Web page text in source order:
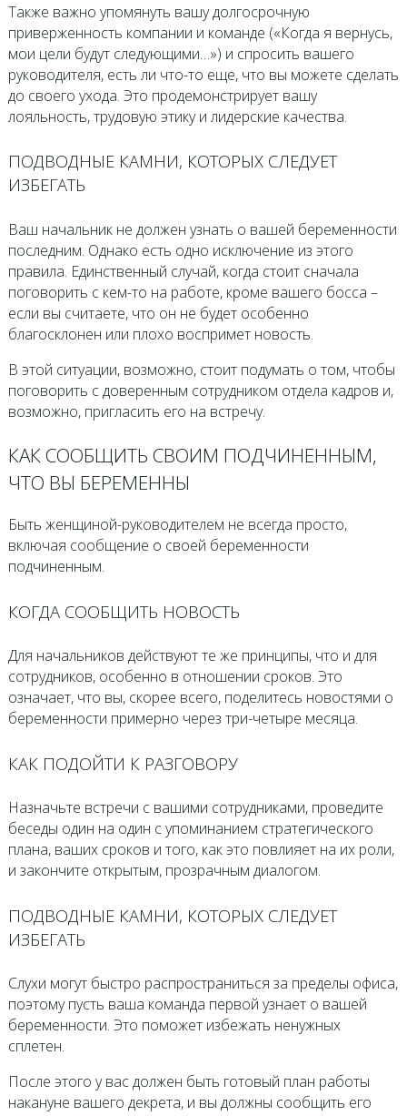
Также важно упомянуть вашу долгосрочную
приверженность компании и команде («Когда я вернусь,
мои цели будут следующими…») и спросить вашего
руководителя, есть ли что-то еще, что вы можете сделать
до своего ухода. Это продемонстрирует вашу
лояльность, трудовую этику и лидерские качества.
ПОДВОДНЫЕ КАМНИ, КОТОРЫХ СЛЕДУЕТ
ИЗБЕГАТЬ
Ваш начальник не должен узнать о вашей беременности
последним. Однако есть одно исключение из этого
правила. Единственный случай, когда стоит сначала
поговорить с кем-то на работе, кроме вашего босса –
если вы считаете, что он не будет особенно
благосклонен или плохо воспримет новость.
В этой ситуации, возможно, стоит подумать о том, чтобы
поговорить с доверенным сотрудником отдела кадров и,
возможно, пригласить его на встречу.
КАК СООБЩИТЬ СВОИМ ПОДЧИНЕННЫМ,
ЧТО ВЫ БЕРЕМЕННЫ
Быть женщиной-руководителем не всегда просто,
включая сообщение о своей беременности
подчиненным.
КОГДА СООБЩИТЬ НОВОСТЬ
Для начальников действуют те же принципы, что и для
сотрудников, особенно в отношении сроков. Это
означает, что вы, скорее всего, поделитесь новостями о
беременности примерно через три-четыре месяца.
КАК ПОДОЙТИ К РАЗГОВОРУ
Назначьте встречи с вашими сотрудниками, проведите
беседы один на один с упоминанием стратегического
плана, ваших сроков и того, как это повлияет на их роли,
и закончите открытым, прозрачным диалогом.
ПОДВОДНЫЕ КАМНИ, КОТОРЫХ СЛЕДУЕТ
ИЗБЕГАТЬ
Слухи могут быстро распространиться за пределы офиса,
поэтому пусть ваша команда первой узнает о вашей
беременности. Это поможет избежать ненужных
сплетен.
После этого у вас должен быть готовый план работы
накануне вашего декрета, и вы должны сообщить его